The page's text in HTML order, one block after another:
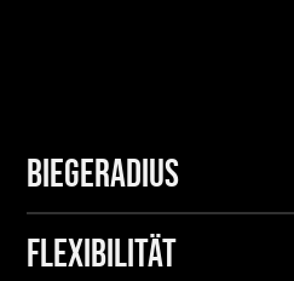
Biegeradius
Flexibilität